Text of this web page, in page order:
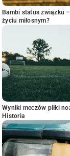
Bambi status związku
życiu miłosnym?
Wyniki meczów piłki
Historia